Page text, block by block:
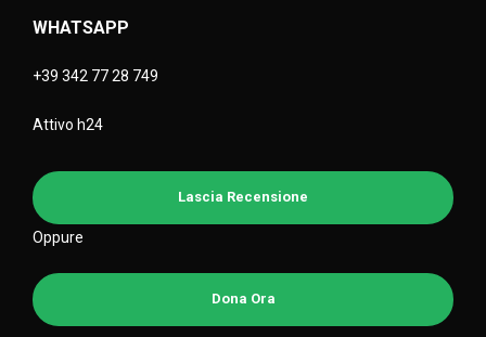
WHATSAPP
+39 342 77 28 749
Attivo h24
Lascia Recensione
Oppure
Dona Ora